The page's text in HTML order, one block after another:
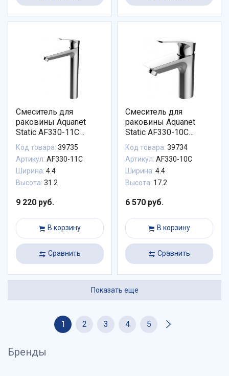
Смеситель для
раковины Aquanet
Static AF330-11C
AF330-11C
Код товара: 39735
Артикул: AF330-11C
Ширина: 4.4
Высота: 31.2
9 220 руб.
В корзину
Сравнить
Смеситель для
раковины Aquanet
Static AF330-10C
AF330-10C
Код товара: 39734
Артикул: AF330-10C
Ширина: 4.4
Высота: 17.2
6 570 руб.
В корзину
Сравнить
Показать еще
1 2 3 4 5
Бренды